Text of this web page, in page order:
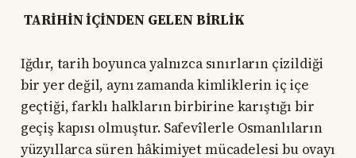
TARİHİN İÇİNDEN GELEN BİRLİK
Iğdır, tarih boyunca yalnızca sınırların çizildiği
bir yer değil, aynı zamanda kimliklerin iç içe
geçtiği, farklı halkların birbirine karıştığı bir
geçiş kapısı olmuştur. Safevîlerle Osmanlıların
yüzyıllarca süren hâkimiyet mücadelesi bu ovayı